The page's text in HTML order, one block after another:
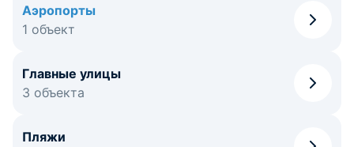
Аэропорты
1 объект
Главные улицы
3 объекта
Пляжи